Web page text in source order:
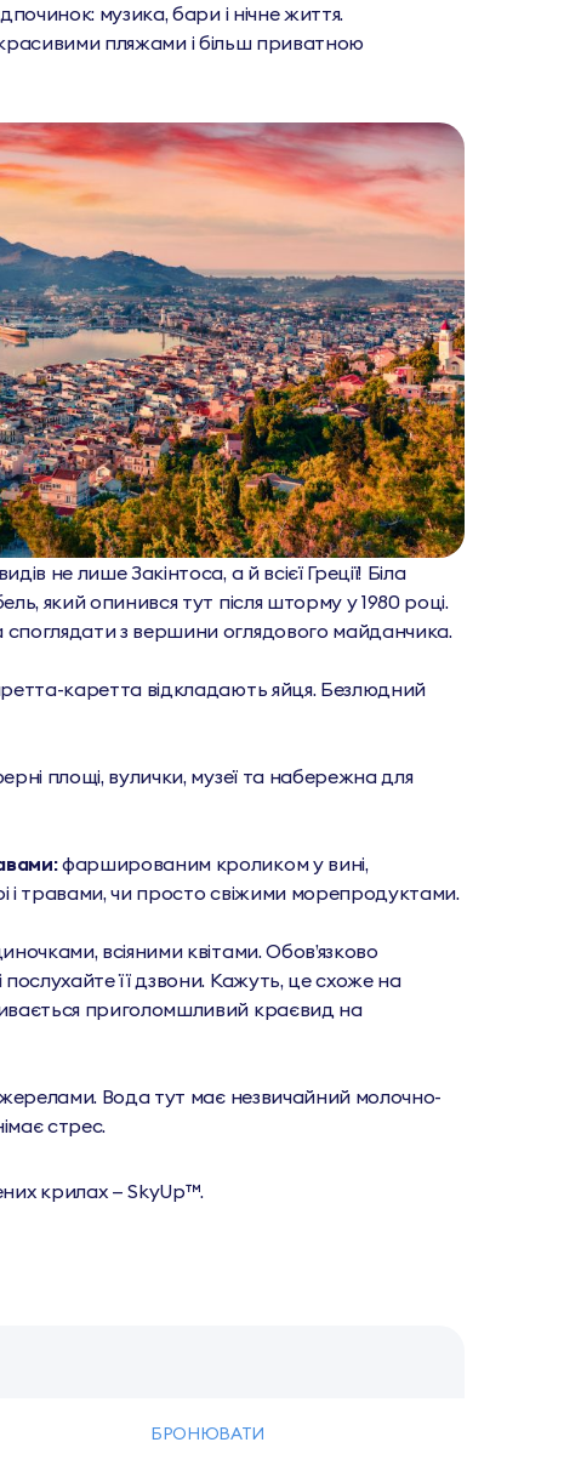
музика, бари і нічне життя.
красивими пляжами і більш приватною
не лише Закінтоса, а й всієї Греції! Біла
який опинився тут після шторму у 1980 році.
з вершини оглядового майданчика.
каретта відкладають яйця. Безлюдний
площі, вулички, музеї та набережна для
фаршированим кроликом у вині,
і травами, чи просто свіжими морепродуктами.
всіяними квітами. Обов’язково
її дзвони. Кажуть, це схоже на
приголомшливий краєвид на
Вода тут має незвичайний молочно-
стрес.
крилах — SkyUp™.
БРОНЮВАТИ